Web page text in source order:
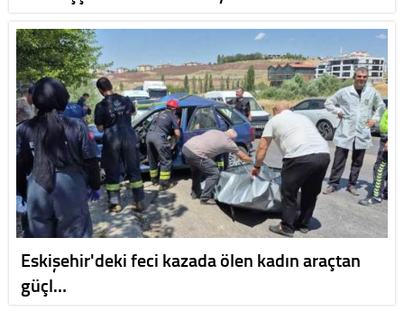
Eskişehir'deki feci kazada ölen kadın araçtan
güçl…